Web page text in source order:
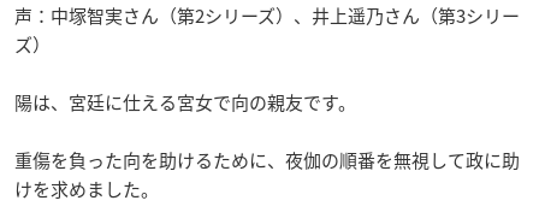
声：中塚智実さん（第2シリーズ）、井上遥乃さん（第3シリー
ズ）
陽は、宮廷に仕える宮女で向の親友です。
重傷を負った向を助けるために、夜伽の順番を無視して政に助
けを求めました。